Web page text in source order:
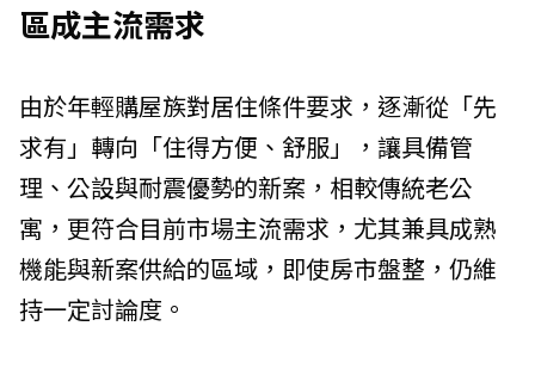
區成主流需求
由於年輕購屋族對居住條件要求，逐漸從「先
求有」轉向「住得方便、舒服」，讓具備管
理、公設與耐震優勢的新案，相較傳統老公
寓，更符合目前市場主流需求，尤其兼具成熟
機能與新案供給的區域，即使房市盤整，仍維
持一定討論度。